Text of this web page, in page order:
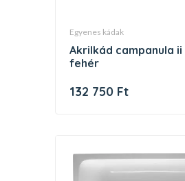
egyenes kádak
akrilkád campanula ii 170x75cm
fehér
132 750 Ft